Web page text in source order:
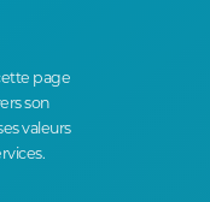
page
son
valeurs